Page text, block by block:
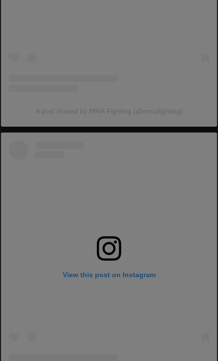
A post shared by MMA Fighting (@mmafighting)
View this post on Instagram